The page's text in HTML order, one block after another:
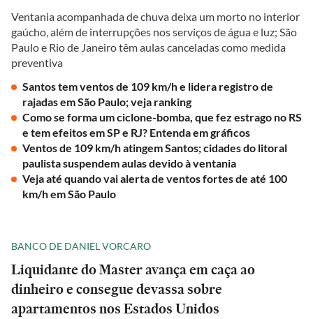
Ventania acompanhada de chuva deixa um morto no interior
gaúcho, além de interrupções nos serviços de água e luz; São
Paulo e Rio de Janeiro têm aulas canceladas como medida
preventiva
Santos tem ventos de 109 km/h e lidera registro de
rajadas em São Paulo; veja ranking
Como se forma um ciclone-bomba, que fez estrago no RS
e tem efeitos em SP e RJ? Entenda em gráficos
Ventos de 109 km/h atingem Santos; cidades do litoral
paulista suspendem aulas devido à ventania
Veja até quando vai alerta de ventos fortes de até 100
km/h em São Paulo
BANCO DE DANIEL VORCARO
Liquidante do Master avança em caça ao
dinheiro e consegue devassa sobre
apartamentos nos Estados Unidos